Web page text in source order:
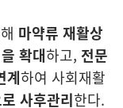
마약류 재활상
확대하고, 전문
계하여 사회재활
사후관리한다.